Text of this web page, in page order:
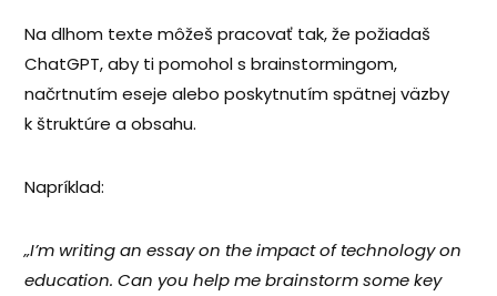
Na dlhom texte môžeš pracovať tak, že požiadaš
ChatGPT, aby ti pomohol s brainstormingom,
načrtnutím eseje alebo poskytnutím spätnej väzby
k štruktúre a obsahu.
Napríklad:
„I’m writing an essay on the impact of technology on
education. Can you help me brainstorm some key